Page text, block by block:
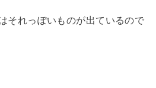
それっぽいものが出ているので